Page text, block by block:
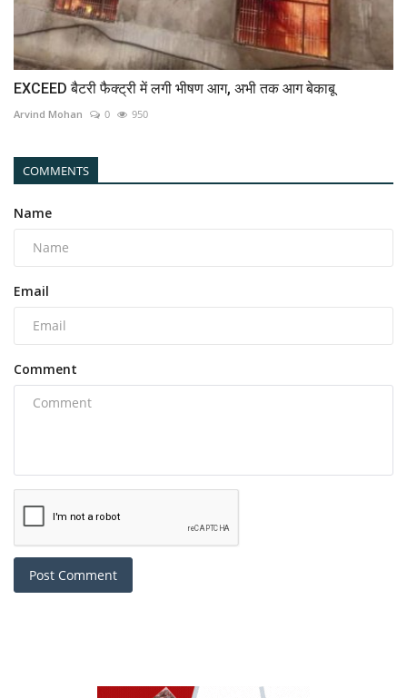
EXCEED बैटरी फैक्‍ट्री में लगी भीषण आग, अभी तक आग बेकाबू
Arvind Mohan 0 950
COMMENTS
Name
Email
Comment
Post Comment